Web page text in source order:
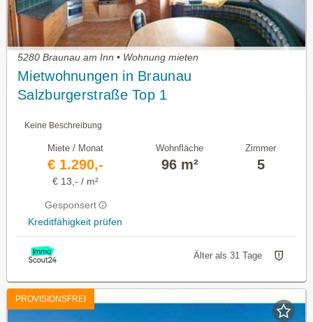
5280 Braunau am Inn • Wohnung mieten
Mietwohnungen in Braunau
Salzburgerstraße Top 1
Keine Beschreibung
Miete / Monat
€ 1.290,-
€ 13,- / m²
Gesponsert
Kreditfähigkeit prüfen
Wohnfläche
96 m²
Zimmer
5
Älter als 31 Tage
PROVISIONSFREI